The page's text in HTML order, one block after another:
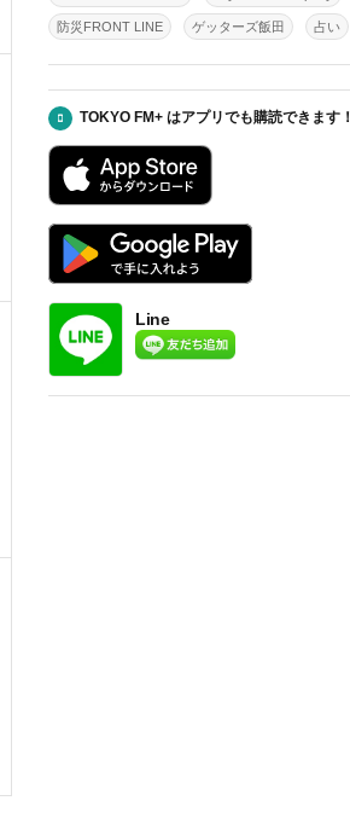
防災FRONT LINE ゲッターズ飯田 占い
TOKYO FM+ はアプリでも購読できます！
Line